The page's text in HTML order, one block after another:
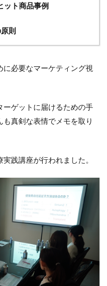
ット商品事例
則
必要なマーケティング視
ーゲットに届けるための手
真剣な表情でメモを取り
践講座が行われました。